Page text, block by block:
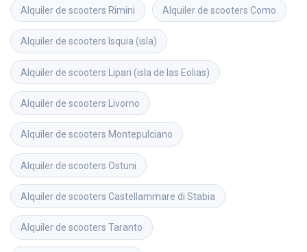
Alquiler de scooters Rimini Alquiler de scooters Como
Alquiler de scooters Isquia (isla)
Alquiler de scooters Lipari (isla de las Eolias)
Alquiler de scooters Livorno
Alquiler de scooters Montepulciano
Alquiler de scooters Ostuni
Alquiler de scooters Castellammare di Stabia
Alquiler de scooters Taranto